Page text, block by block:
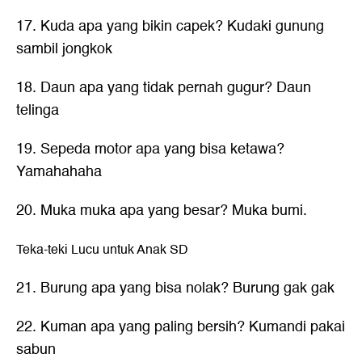
17. Kuda apa yang bikin capek? Kudaki gunung
sambil jongkok
18. Daun apa yang tidak pernah gugur? Daun
telinga
19. Sepeda motor apa yang bisa ketawa?
Yamahahaha
20. Muka muka apa yang besar? Muka bumi.
Teka-teki Lucu untuk Anak SD
21. Burung apa yang bisa nolak? Burung gak gak
22. Kuman apa yang paling bersih? Kumandi pakai
sabun